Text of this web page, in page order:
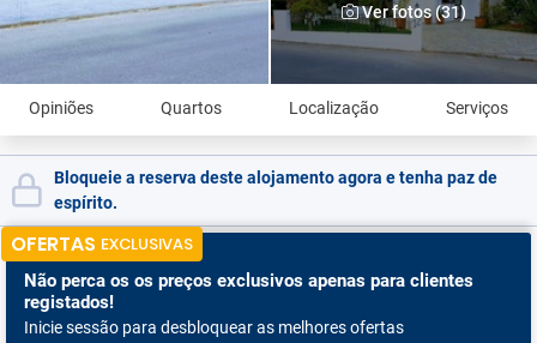
Ver fotos (31)
Opiniões Quartos Localização Serviços
Bloqueie a reserva deste alojamento agora e tenha paz de
espírito.
OFERTAS EXCLUSIVAS
Não perca os os preços exclusivos apenas para clientes
registados!
Inicie sessão para desbloquear as melhores ofertas